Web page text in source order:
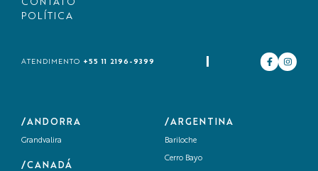
CONTATO
POLÍTICA
ATENDIMENTO +55 11 2196-9399
/ANDORRA
Grandvalira
/CANADÁ
/ARGENTINA
Bariloche
Cerro Bayo